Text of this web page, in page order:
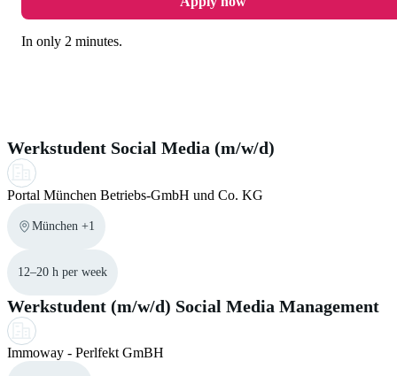
records or a language certificate. We would also
recommend to inform yourself thoroughly in advance about
skills. In the job search you can use the language filter to
find jobs without German language requirements. It is also
In only 2 minutes.
Werkstudent Social Media (m/w/d)
Portal München Betriebs-GmbH und Co. KG
München +1
12–20 h per week
Werkstudent (m/w/d) Social Media Management
Immoway - Perlfekt GmBH